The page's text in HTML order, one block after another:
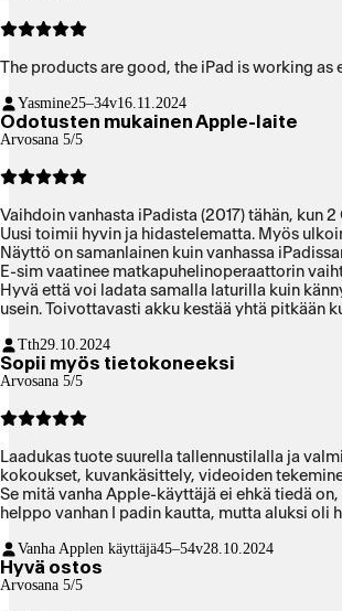
The products are good, the iPad is working
Yasmine25–34v16.11.2024
Odotusten mukainen Apple-laite
Arvosana 5/5
Vaihdoin vanhasta iPadista (2017) tähän, kun
Uusi toimii hyvin ja hidastelematta. Myös
E-sim vaatinee matkapuhelinoperaattorin
Hyvä että voi ladata samalla laturilla kuin
usein. Toivottavasti akku kestää yhtä pitkään
Tth29.10.2024
Sopii myös tietokoneeksi
Arvosana 5/5
Laadukas tuote suurella tallennustilalla ja
kokoukset, kuvankäsittely, videoiden
Se mitä vanha Apple-käyttäjä ei ehkä tiedä
Vanha Applen käyttäjä45–54v28.10.2024
Hyvä ostos
Arvosana 5/5